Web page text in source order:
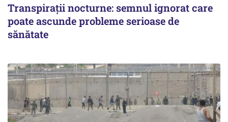
Transpirații nocturne: semnul ignorat care
poate ascunde probleme serioase de
sănătate